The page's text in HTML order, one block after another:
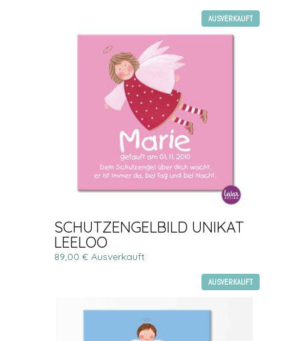
AUSVERKAUFT
SCHUTZENGELBILD UNIKAT
LEELOO
89,00 € Ausverkauft
AUSVERKAUFT